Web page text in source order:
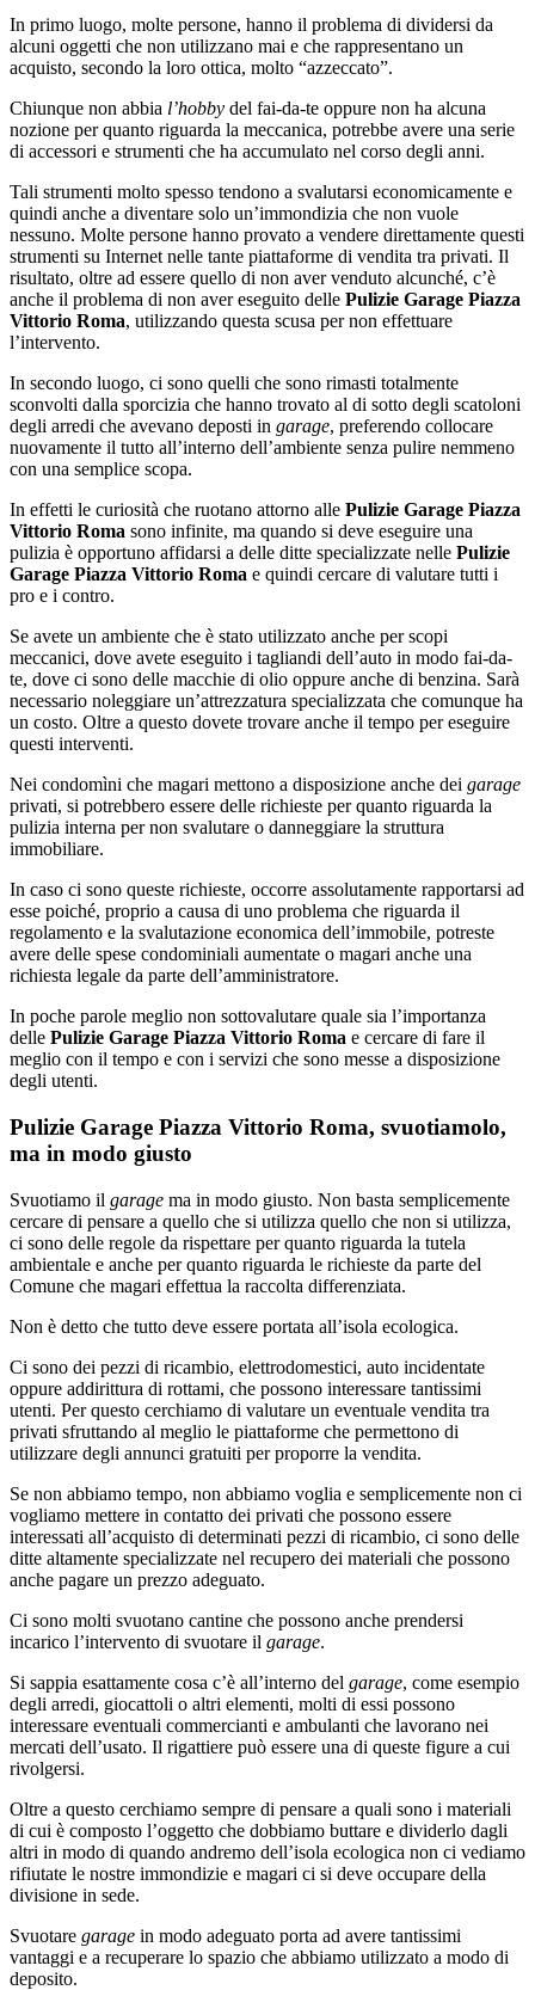
In primo luogo, molte persone, hanno il problema di dividersi da
alcuni oggetti che non utilizzano mai e che rappresentano un
acquisto, secondo la loro ottica, molto “azzeccato”.
Chiunque non abbia l’hobby del fai-da-te oppure non ha alcuna
nozione per quanto riguarda la meccanica, potrebbe avere una serie
di accessori e strumenti che ha accumulato nel corso degli anni.
Tali strumenti molto spesso tendono a svalutarsi economicamente e
quindi anche a diventare solo un’immondizia che non vuole
nessuno. Molte persone hanno provato a vendere direttamente questi
strumenti su Internet nelle tante piattaforme di vendita tra privati. Il
risultato, oltre ad essere quello di non aver venduto alcunché, c’è
anche il problema di non aver eseguito delle Pulizie Garage Piazza
Vittorio Roma, utilizzando questa scusa per non effettuare
l’intervento.
In secondo luogo, ci sono quelli che sono rimasti totalmente
sconvolti dalla sporcizia che hanno trovato al di sotto degli scatoloni
degli arredi che avevano deposti in garage, preferendo collocare
nuovamente il tutto all’interno dell’ambiente senza pulire nemmeno
con una semplice scopa.
In effetti le curiosità che ruotano attorno alle Pulizie Garage Piazza
Vittorio Roma sono infinite, ma quando si deve eseguire una
pulizia è opportuno affidarsi a delle ditte specializzate nelle Pulizie
Garage Piazza Vittorio Roma e quindi cercare di valutare tutti i
pro e i contro.
Se avete un ambiente che è stato utilizzato anche per scopi
meccanici, dove avete eseguito i tagliandi dell’auto in modo fai-da-
te, dove ci sono delle macchie di olio oppure anche di benzina. Sarà
necessario noleggiare un’attrezzatura specializzata che comunque ha
un costo. Oltre a questo dovete trovare anche il tempo per eseguire
questi interventi.
Nei condomìni che magari mettono a disposizione anche dei garage
privati, si potrebbero essere delle richieste per quanto riguarda la
pulizia interna per non svalutare o danneggiare la struttura
immobiliare.
In caso ci sono queste richieste, occorre assolutamente rapportarsi ad
esse poiché, proprio a causa di uno problema che riguarda il
regolamento e la svalutazione economica dell’immobile, potreste
avere delle spese condominiali aumentate o magari anche una
richiesta legale da parte dell’amministratore.
In poche parole meglio non sottovalutare quale sia l’importanza
delle Pulizie Garage Piazza Vittorio Roma e cercare di fare il
meglio con il tempo e con i servizi che sono messe a disposizione
degli utenti.
Pulizie Garage Piazza Vittorio Roma, svuotiamolo,
ma in modo giusto
Svuotiamo il garage ma in modo giusto. Non basta semplicemente
cercare di pensare a quello che si utilizza quello che non si utilizza,
ci sono delle regole da rispettare per quanto riguarda la tutela
ambientale e anche per quanto riguarda le richieste da parte del
Comune che magari effettua la raccolta differenziata.
Non è detto che tutto deve essere portata all’isola ecologica.
Ci sono dei pezzi di ricambio, elettrodomestici, auto incidentate
oppure addirittura di rottami, che possono interessare tantissimi
utenti. Per questo cerchiamo di valutare un eventuale vendita tra
privati sfruttando al meglio le piattaforme che permettono di
utilizzare degli annunci gratuiti per proporre la vendita.
Se non abbiamo tempo, non abbiamo voglia e semplicemente non ci
vogliamo mettere in contatto dei privati che possono essere
interessati all’acquisto di determinati pezzi di ricambio, ci sono delle
ditte altamente specializzate nel recupero dei materiali che possono
anche pagare un prezzo adeguato.
Ci sono molti svuotano cantine che possono anche prendersi
incarico l’intervento di svuotare il garage.
Si sappia esattamente cosa c’è all’interno del garage, come esempio
degli arredi, giocattoli o altri elementi, molti di essi possono
interessare eventuali commercianti e ambulanti che lavorano nei
mercati dell’usato. Il rigattiere può essere una di queste figure a cui
rivolgersi.
Oltre a questo cerchiamo sempre di pensare a quali sono i materiali
di cui è composto l’oggetto che dobbiamo buttare e dividerlo dagli
altri in modo di quando andremo dell’isola ecologica non ci vediamo
rifiutate le nostre immondizie e magari ci si deve occupare della
divisione in sede.
Svuotare garage in modo adeguato porta ad avere tantissimi
vantaggi e a recuperare lo spazio che abbiamo utilizzato a modo di
deposito.